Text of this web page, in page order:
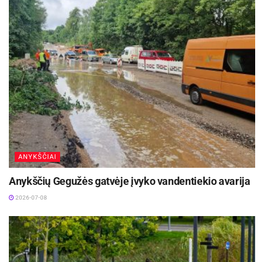
ANYKŠČIAI
Anykščių Gegužės gatvėje įvyko vandentiekio avarija
2026-07-08